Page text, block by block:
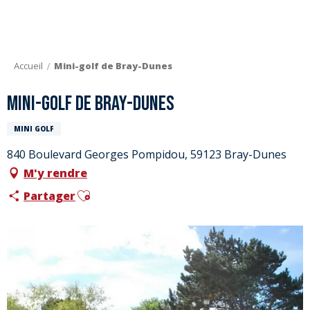
Accueil Mini-golf de Bray-Dunes
Mini-golf de Bray-Dunes
MINI GOLF
840 Boulevard Georges Pompidou, 59123 Bray-Dunes
M'y rendre
PartagerAjouter aux favoris